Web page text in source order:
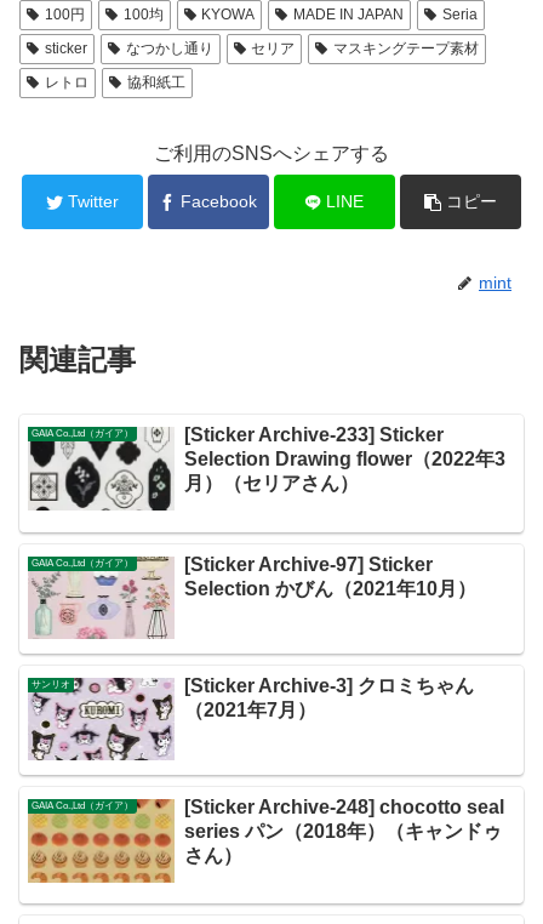
100円 100均 KYOWA MADE IN JAPAN
Seria
sticker
なつかし通り セリア
マスキングテープ素材
レトロ
協和紙工
ご利用のSNSへシェアする
Twitter Facebook LINE コピー
mint
関連記事
GAIA Co.,Ltd（ガイア）
[Sticker Archive-233] Sticker
Selection Drawing flower（2022年3
月）（セリアさん）
GAIA Co.,Ltd（ガイア）
[Sticker Archive-97] Sticker
Selection かびん（2021年10月）
サンリオ
[Sticker Archive-3] クロミちゃん
（2021年7月）
GAIA Co.,Ltd（ガイア）
[Sticker Archive-248] chocotto seal
series パン（2018年）（キャンドゥ
さん）